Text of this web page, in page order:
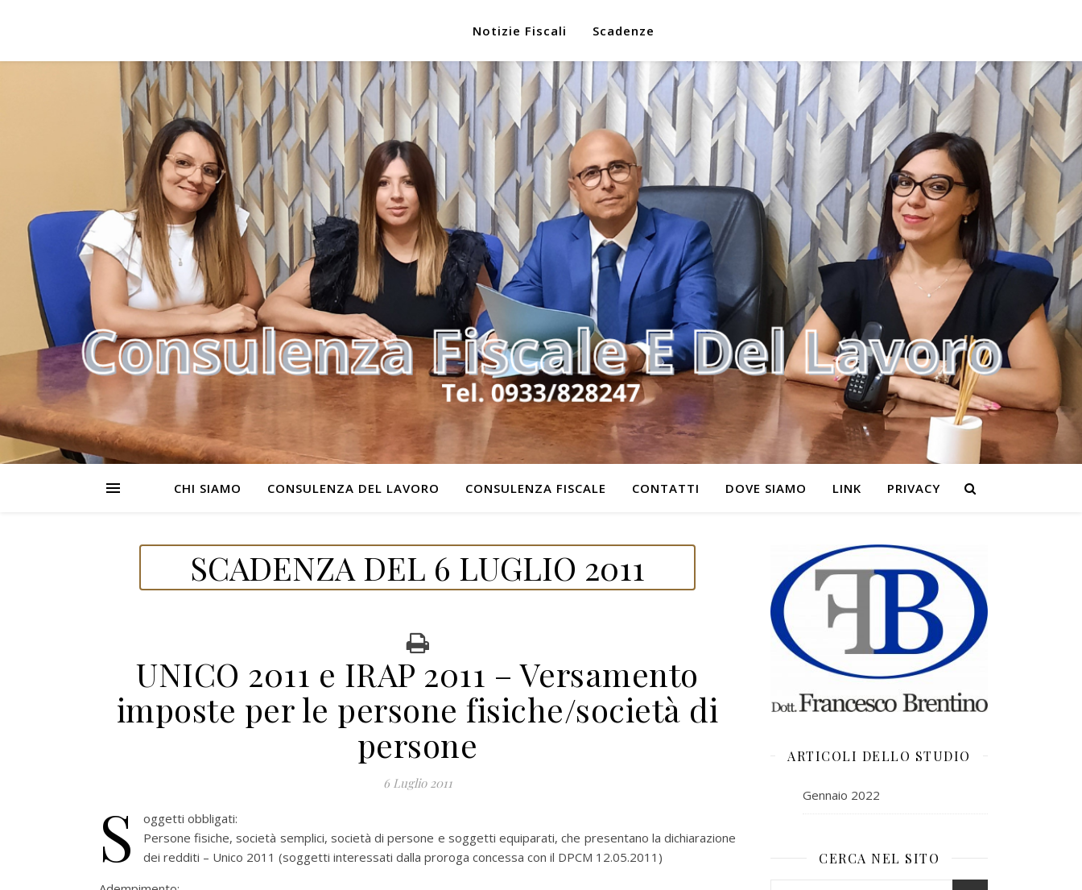
Notizie Fiscali Scadenze
CHI SIAMO CONSULENZA DEL LAVORO CONSULENZA FISCALE CONTATTI DOVE SIAMO LINK PRIVACY
SCADENZA DEL 6 LUGLIO 2011
UNICO 2011 e IRAP 2011 – Versamento
imposte per le persone fisiche/società di
persone
6 Luglio 2011
S
oggetti obbligati:
Persone fisiche, società semplici, società di persone e soggetti equiparati, che presentano la dichiarazione
dei redditi – Unico 2011 (soggetti interessati dalla proroga concessa con il DPCM 12.05.2011)
ARTICOLI DELLO STUDIO
Gennaio 2022
CERCA NEL SITO